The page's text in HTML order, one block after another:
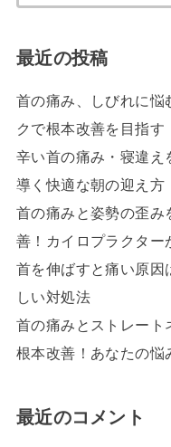
最近の投稿
首の痛み、しびれに悩
クで根本改善を目指す
辛い首の痛み・寝違え
導く快適な朝の迎え方
首の痛みと姿勢の歪み
善！カイロプラクター
首を伸ばすと痛い原因
しい対処法
首の痛みとストレート
根本改善！あなたの悩
最近のコメント